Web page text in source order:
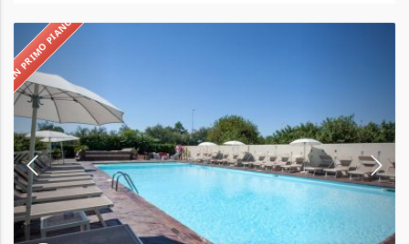
IN PRIMO PIANO